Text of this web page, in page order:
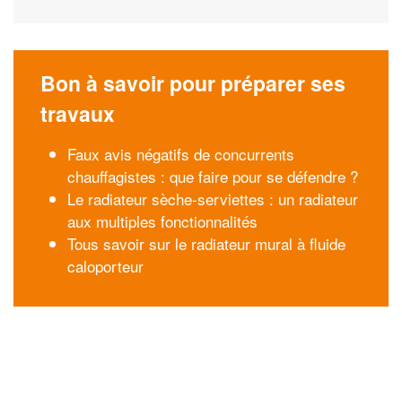
Bon à savoir pour préparer ses
travaux
Faux avis négatifs de concurrents
chauffagistes : que faire pour se défendre ?
Le radiateur sèche-serviettes : un radiateur
aux multiples fonctionnalités
Tous savoir sur le radiateur mural à fluide
caloporteur